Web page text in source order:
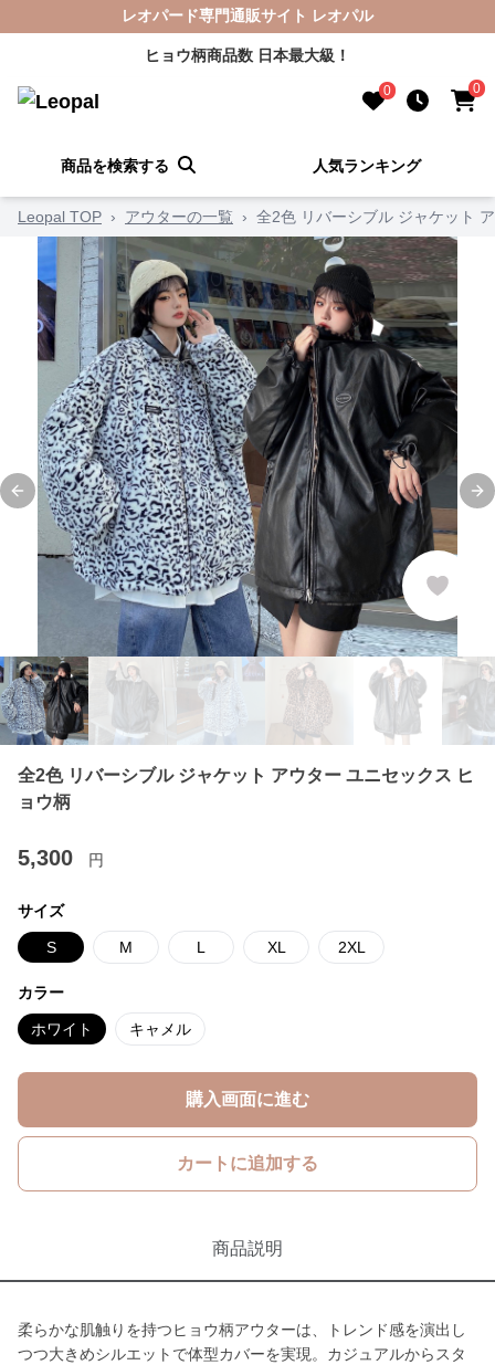
レオパード専門通販サイト レオパル
ヒョウ柄商品数 日本最大級！
0 0
商品を検索する 人気ランキング
Leopal TOP › アウターの一覧 › 全2色 リバーシブル ジャケット
Previous slide
全2色 リバーシブル ジャケット アウター ユニセックス ヒ
ョウ柄
5,300 円
サイズ
S M L XL 2XL
カラー
ホワイト キャメル
購入画面に進む
カートに追加する
商品説明
柔らかな肌触りを持つヒョウ柄アウターは、トレンド感を演出し
つつ大きめシルエットで体型カバーを実現。カジュアルからスタ